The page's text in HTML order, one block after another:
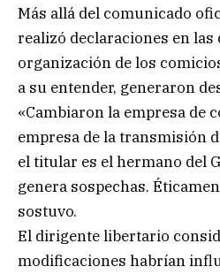
Más allá del comunicado
realizó declaraciones en las
organización de los
a su entender, generaron
«Cambiaron la empresa de
empresa de la transmisión
el titular es el hermano del
genera sospechas.
sostuvo.
El dirigente libertario
modificaciones habrían